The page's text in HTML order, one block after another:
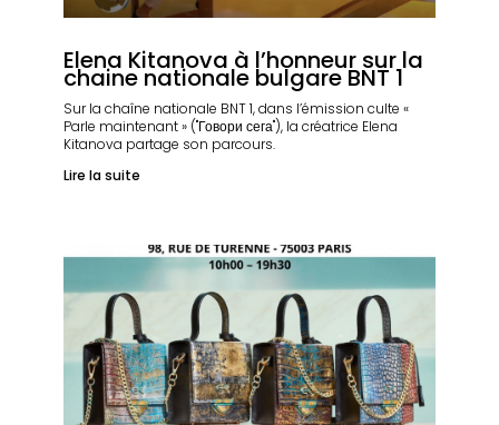
Elena Kitanova à l’honneur sur la
chaine nationale bulgare BNT 1
Sur la chaîne nationale BNT 1, dans l’émission culte «
Parle maintenant » ("Говори сега"), la créatrice Elena
Kitanova partage son parcours.
Lire la suite